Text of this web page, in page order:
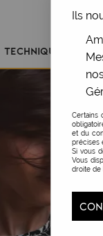
TECHNIQUE
Ils
Certains
et du
précises
Si vous
Vous
droite de